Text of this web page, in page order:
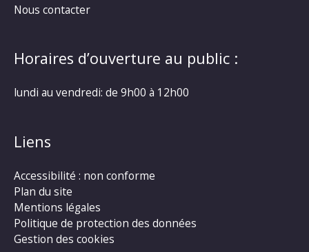
Nous contacter
Horaires d’ouverture au public :
lundi au vendredi: de 9h00 à 12h00
Liens
Accessibilité : non conforme
Plan du site
Mentions légales
Politique de protection des données
Gestion des cookies